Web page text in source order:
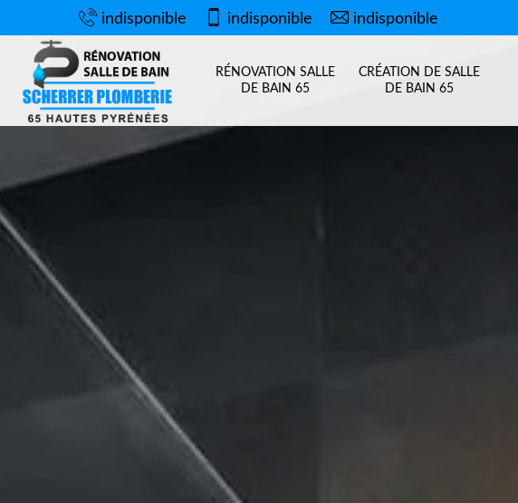
indisponible indisponible indisponible
RÉNOVATION SALLE
DE BAIN 65
CRÉATION DE SALLE
DE BAIN 65